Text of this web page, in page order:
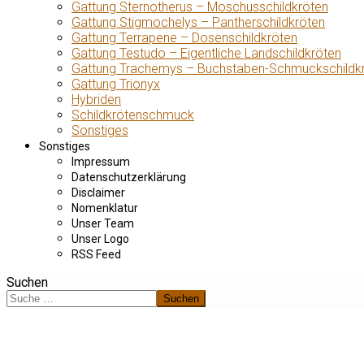
Gattung Sternotherus – Moschusschildkröten
Gattung Stigmochelys – Pantherschildkröten
Gattung Terrapene – Dosenschildkröten
Gattung Testudo – Eigentliche Landschildkröten
Gattung Trachemys – Buchstaben-
Gattung Trionyx
Hybriden
Schildkrötenschmuck
Sonstiges
Sonstiges
Impressum
Datenschutzerklärung
Disclaimer
Nomenklatur
Unser Team
Unser Logo
RSS Feed
Suchen
Suchen